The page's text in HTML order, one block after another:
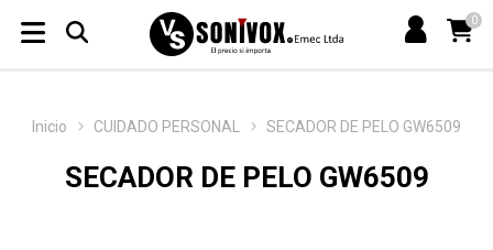
0
Inicio CUIDADO PERSONAL SECADOR DE PELO GW6509
SECADOR DE PELO GW6509